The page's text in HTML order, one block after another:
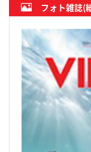
フォト雑誌(